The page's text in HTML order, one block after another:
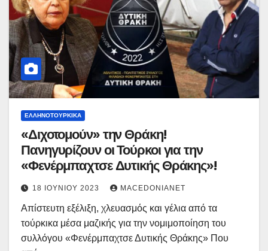
ΕΛΛΗΝΟΤΟΥΡΚΙΚΆ
«Διχοτομούν» την Θράκη!
Πανηγυρίζουν οι Τούρκοι για την
«Φενέρμπαχτσε Δυτικής Θράκης»!
18 ΙΟΥΝΊΟΥ 2023 MACEDONIANET
Απίστευτη εξέλιξη, χλευασμός και γέλια από τα
τούρκικα μέσα μαζικής για την νομιμοποίηση του
συλλόγου «Φενέρμπαχτσε Δυτικής Θράκης» Που